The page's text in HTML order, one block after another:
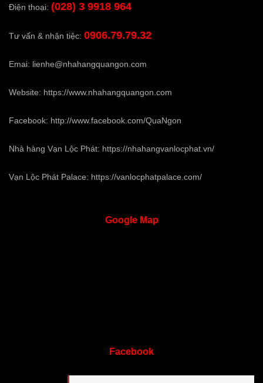
Điện thoại: (028) 3 9918 964
Tư vấn & nhận tiệc: 0906.79.79.32
Emai: lienhe@nhahangquangon.com
Website: https://www.nhahangquangon.com
Facebook: http://www.facebook.com/QuaNgon
Nhà hàng Vạn Lộc Phát: https://nhahangvanlocphat.vn/
Vạn Lộc Phát Palace: https://vanlocphatpalace.com/
GoogleMap
Facebook